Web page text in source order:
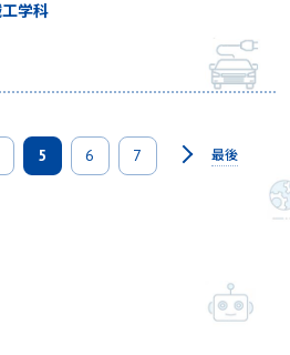
学科
5 6 7 最後